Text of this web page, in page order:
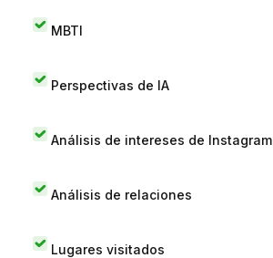
MBTI
Perspectivas de IA
Análisis de intereses de Instagram
Análisis de relaciones
Lugares visitados